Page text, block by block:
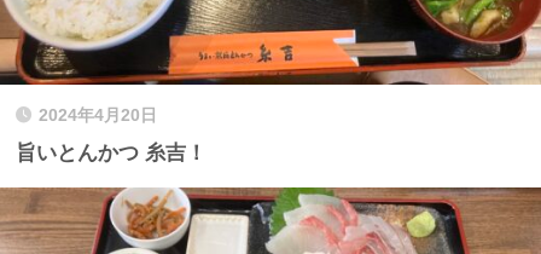
2024年4月20日
旨いとんかつ 糸吉！